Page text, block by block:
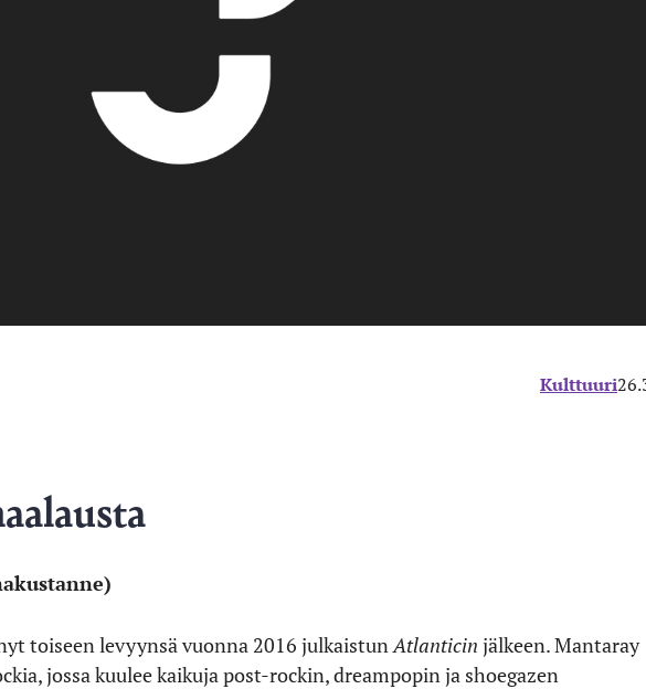
Kulttuuri
toiseen levyynsä vuonna 2016 julkaistun Atlanticin jälkeen. Mantaray
jossa kuulee kaikuja post-rockin, dreampopin ja shoegazen